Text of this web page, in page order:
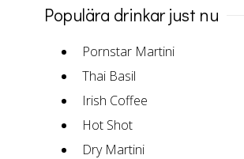
Populära drinkar just nu
Pornstar Martini
Thai Basil
Irish Coffee
Hot Shot
Dry Martini